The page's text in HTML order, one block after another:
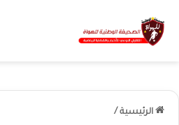
الرئيسية /